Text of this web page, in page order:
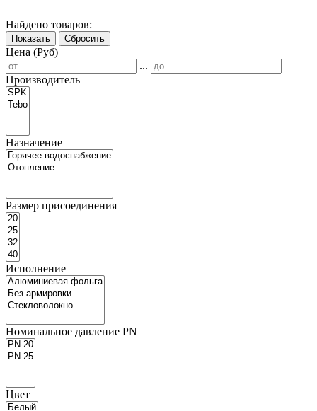
Найдено товаров:
Показать Сбросить
Цена (Руб)
...
Производитель
Назначение
Размер присоединения
Исполнение
Номинальное давление PN
Цвет